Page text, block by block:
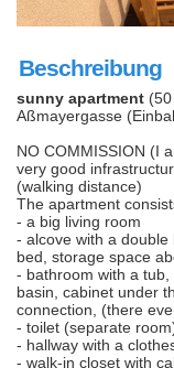
Beschreibung
sunny apartment
Aßmayergasse
NO COMMISSION (I
very good
(walking distance)
The apartment
- a big living room
- alcove with a
bed, storage space
- bathroom with a
basin, cabinet under
connection, (there
- toilet (separate
- hallway with a
- walk-in closet with